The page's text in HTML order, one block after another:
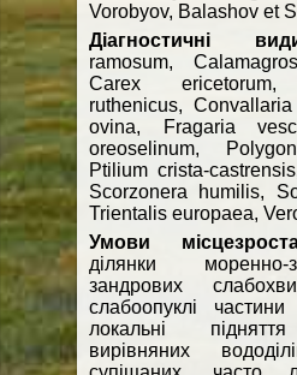
Vorobyov, Balashov et
Діагностичні
ramosum,
Carex ericetorum,
ruthenicus,
ovina, Fragaria
oreoselinum,
Ptilium crista-
Scorzonera humilis,
Trientalis europaea,
Умови
ділянки
зандрових
слабоопуклі
локальні
вирівняних